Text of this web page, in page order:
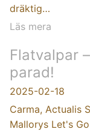
dräktig…
Läs mera
Flatvalpar
parad!
2025-02-18
Carma, Actualis
Mallorys Let's